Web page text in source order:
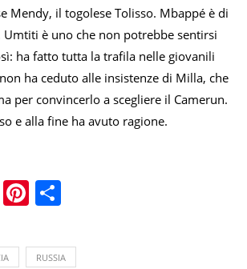
Mendy, il togolese Tolisso. Mbappé è di
Umtiti è uno che non potrebbe sentirsi
ha fatto tutta la trafila nelle giovanili
ha ceduto alle insistenze di Milla, che
per convincerlo a scegliere il Camerun.
e alla fine ha avuto ragione.
EmailPinterest
RUSSIA